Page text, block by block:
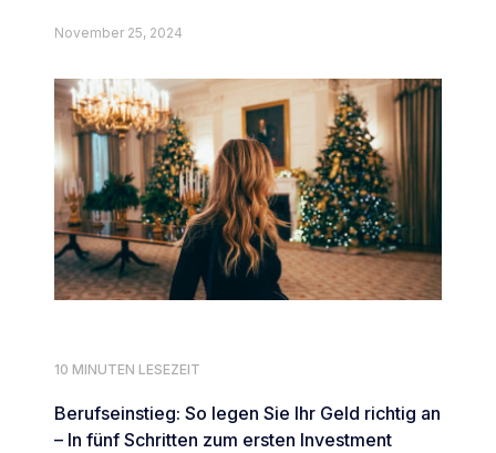
November 25, 2024
10 MINUTEN LESEZEIT
Berufseinstieg: So legen Sie Ihr Geld richtig an
– In fünf Schritten zum ersten Investment